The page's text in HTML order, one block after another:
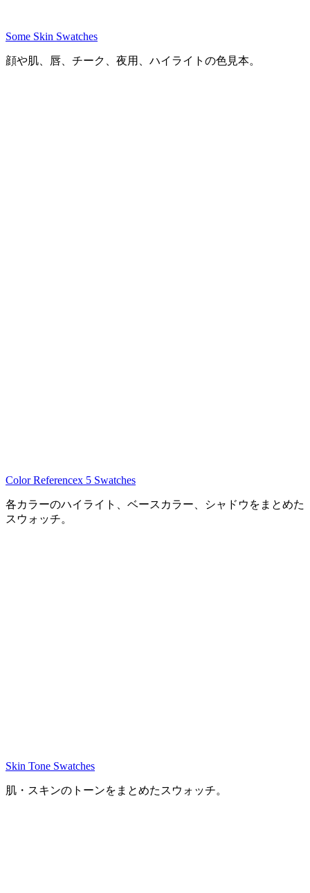
Some Skin Swatches
顔や肌、唇、チーク、夜用、ハイライトの色見本。
Color Referencex 5 Swatches
各カラーのハイライト、ベースカラー、シャドウをまとめた
スウォッチ。
Skin Tone Swatches
肌・スキンのトーンをまとめたスウォッチ。